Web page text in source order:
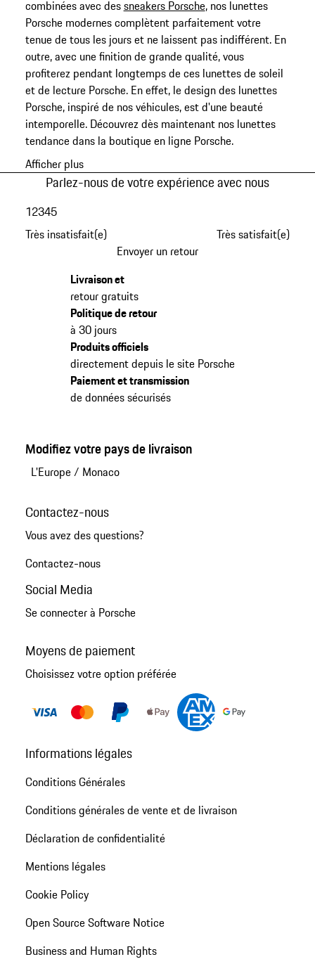
combinées avec dessneakers Porsche, nos lunettes
Porsche modernes complètent parfaitement votre
tenue de tous les jours et ne laissent pas indifférent. En
outre, avec une finition de grande qualité, vous
profiterez pendant longtemps de ces lunettes de soleil
et de lecture Porsche. En effet, le design des lunettes
Porsche, inspiré de nos véhicules, est d'une beauté
intemporelle. Découvrez dès maintenant nos lunettes
tendance dans la boutique en ligne Porsche.
Afficher plus
Parlez-nous de votre expérience avec nous
Très insatisfait(e)
12345
Très satisfait(e)
Envoyer un retour
Livraison et
retour gratuits
Politique de retour
à 30 jours
Produits officiels
directement depuis le site Porsche
Paiement et transmission
de données sécurisés
Modifiez votre pays de livraison
L'Europe/ Monaco
Contactez-nous
Vous avez des questions?
Contactez-nous
Social Media
Se connecter à Porsche
Moyens de paiement
Choisissez votre option préférée
Informations légales
Conditions Générales
Conditions générales de vente et de livraison
Déclaration de confidentialité
Mentions légales
Cookie Policy
Open Source Software Notice
Business and Human Rights